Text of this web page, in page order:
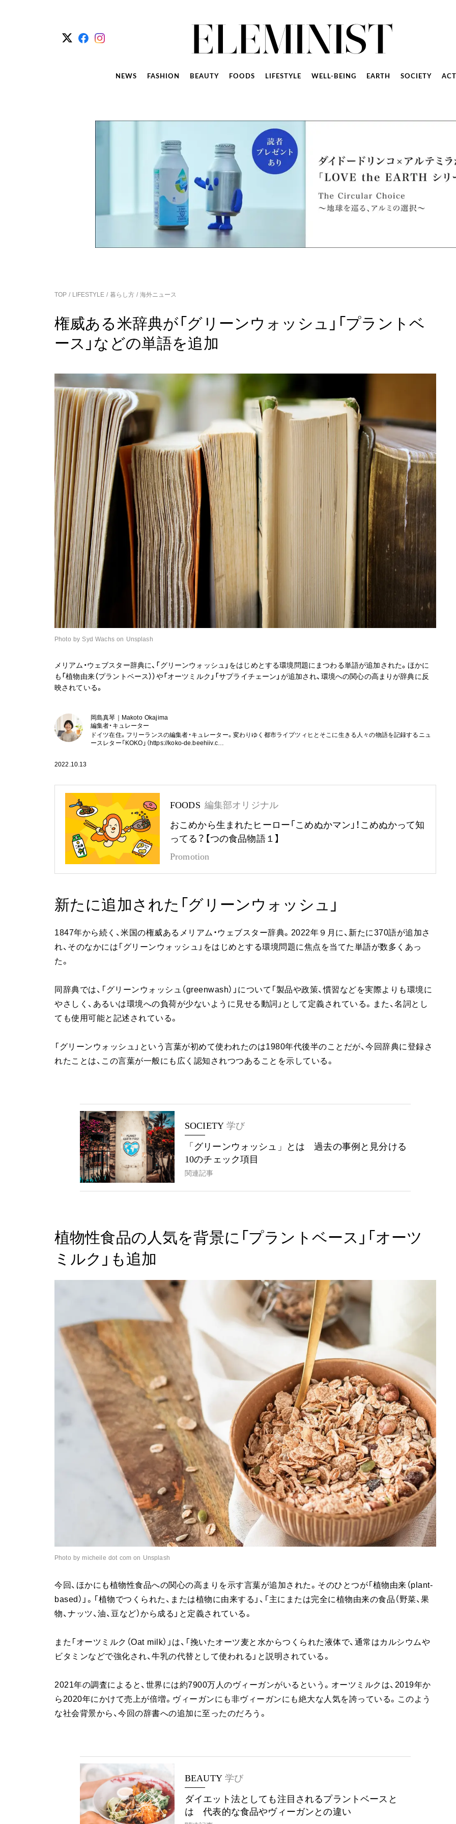
NEWS FASHION BEAUTY FOODS LIFESTYLE WELL-BEING EARTH SOCIETY
TOP LIFESTYLE 暮らし方 海外ニュース
権威ある米辞典が「グリーンウォッシュ」「プラントベ
ース」などの単語を追加
Photo by Syd Wachs on Unsplash
メリアム・ウェブスター辞典に、「グリーンウォッシュ」をはじめとする環境問題にまつわる単語が追加された。ほかに
も「植物由来（プラントベース））や「オーツミルク」「サプライチェーン」が追加され、環境への関心の高まりが辞典に反
映されている。
岡島真琴｜Makoto Okajima
編集者・キュレーター
ドイツ在住。フリーランスの編集者・キュレーター。変わりゆく都市ライプツィヒとそこに生きる人々の物語を記録するニュ
ースレター「KOKO」（https://koko-de.beehiiv.c…
2022.10.13
FOODS 編集部オリジナル
おこめから生まれたヒーロー「こめぬかマン」！こめぬかって知
ってる？【つの食品物語１】
Promotion
新たに追加された「グリーンウォッシュ」
1847年から続く、米国の権威あるメリアム・ウェブスター辞典。2022年９月に、新たに370語が追加さ
れ、そのなかには「グリーンウォッシュ」をはじめとする環境問題に焦点を当てた単語が数多くあっ
た。
同辞典では、「グリーンウォッシュ（greenwash）」について「製品や政策、慣習などを実際よりも環境に
やさしく、あるいは環境への負荷が少ないように見せる動詞」として定義されている。また、名詞とし
ても使用可能と記述されている。
「グリーンウォッシュ」という言葉が初めて使われたのは1980年代後半のことだが、今回辞典に登録さ
れたことは、この言葉が一般にも広く認知されつつあることを示している。
SOCIETY 学び
「グリーンウォッシュ」とは 過去の事例と見分ける
10のチェック項目
関連記事
植物性食品の人気を背景に「プラントベース」「オーツ
ミルク」も追加
Photo by micheile dot com on Unsplash
今回、ほかにも植物性食品への関心の高まりを示す言葉が追加された。そのひとつが「植物由来（plant-
based）」。「植物でつくられた、または植物に由来する」、「主にまたは完全に植物由来の食品（野菜、果
物、ナッツ、油、豆など）から成る」と定義されている。
また「オーツミルク（Oat milk）」は、「挽いたオーツ麦と水からつくられた液体で、通常はカルシウムや
ビタミンなどで強化され、牛乳の代替として使われる」と説明されている。
2021年の調査によると、世界には約7900万人のヴィーガンがいるという。オーツミルクは、2019年か
ら2020年にかけて売上が倍増。ヴィーガンにも非ヴィーガンにも絶大な人気を誇っている。このよう
な社会背景から、今回の辞書への追加に至ったのだろう。
BEAUTY 学び
ダイエット法としても注目されるプラントベースと
は 代表的な食品やヴィーガンとの違い